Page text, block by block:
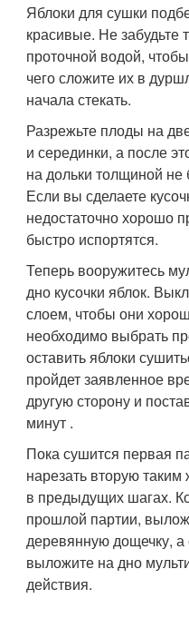
Яблоки для сушки
красивые. Не забудьте
проточной водой,
чего сложите их в
начала стекать.
Разрежьте плоды на
и серединки, а после
на дольки толщиной не
Если вы сделаете
недостаточно хорошо
быстро испортятся.
Теперь вооружитесь
дно кусочки яблок.
слоем, чтобы они
необходимо выбрать
оставить яблоки
пройдет заявленное
другую сторону и
минут .
Пока сушится первая
нарезать вторую
в предыдущих шагах.
прошлой партии,
деревянную дощечку,
выложите на дно
действия.